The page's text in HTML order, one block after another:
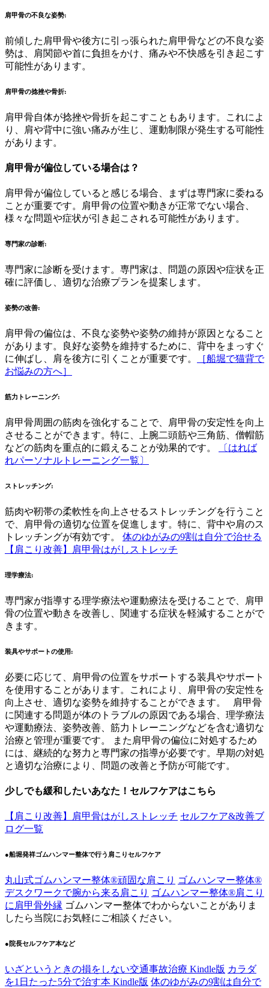
肩甲骨の不良な姿勢:
前傾した肩甲骨や後方に引っ張られた肩甲骨などの不良な姿
勢は、肩関節や首に負担をかけ、痛みや不快感を引き起こす
可能性があります。
肩甲骨の捻挫や骨折:
肩甲骨自体が捻挫や骨折を起こすこともあります。これによ
り、肩や背中に強い痛みが生じ、運動制限が発生する可能性
があります。
肩甲骨が偏位している場合は？
肩甲骨が偏位していると感じる場合、まずは専門家に委ねる
ことが重要です。肩甲骨の位置や動きが正常でない場合、
様々な問題や症状が引き起こされる可能性があります。
専門家の診断:
専門家に診断を受けます。専門家は、問題の原因や症状を正
確に評価し、適切な治療プランを提案します。
姿勢の改善:
肩甲骨の偏位は、不良な姿勢や姿勢の維持が原因となること
があります。良好な姿勢を維持するために、背中をまっすぐ
に伸ばし、肩を後方に引くことが重要です。
［船堀で猫背で
お悩みの方へ］
筋力トレーニング:
肩甲骨周囲の筋肉を強化することで、肩甲骨の安定性を向上
させることができます。特に、上腕二頭筋や三角筋、僧帽筋
などの筋肉を重点的に鍛えることが効果的です。
〔はれば
れパーソナルトレーニング一覧〕
ストレッチング:
筋肉や靭帯の柔軟性を向上させるストレッチングを行うこと
で、肩甲骨の適切な位置を促進します。特に、背中や肩のス
トレッチングが有効です。 体のゆがみの9割は自分で治せる
【肩こり改善】肩甲骨はがしストレッチ
理学療法:
専門家が指導する理学療法や運動療法を受けることで、肩甲
骨の位置や動きを改善し、関連する症状を軽減することがで
きます。
装具やサポートの使用 :
必要に応じて、肩甲骨の位置をサポートする装具やサポート
を使用することがあります。これにより、肩甲骨の安定性を
向上させ、適切な姿勢を維持することができます。 肩甲骨
に関連する問題が体のトラブルの原因である場合、理学療法
や運動療法、姿勢改善、筋力トレーニングなどを含む適切な
治療と管理が重要です。 また肩甲骨の偏位に対処するため
には、継続的な努力と専門家の指導が必要です。早期の対処
と適切な治療により、問題の改善と予防が可能です。
少しでも緩和したいあなた！セルフケアはこちら
【肩こり改善】肩甲骨はがしストレッチ セルフケア&改善ブ
ログ一覧
●船堀発祥ゴムハンマー整体で行う肩こりセルフケア
丸山式ゴムハンマー整体®︎頑固な肩こり ゴムハンマー整体®︎
デスクワークで腕から来る肩こり ゴムハンマー整体®️肩こり
に肩甲骨外縁 ゴムハンマー整体でわからないことがありま
したら当院にお気軽にご相談ください。
●院長セルフケア本など
いざというときの損をしない交通事故治療 Kindle版 カラダ
を1日たった5分で治す本 Kindle版 体のゆがみの9割は自分で